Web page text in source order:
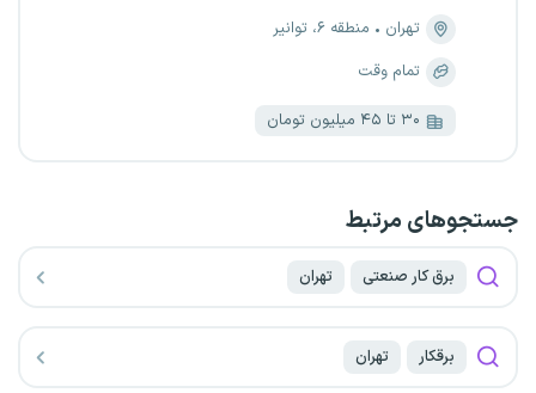
تهران
منطقه ۶، توانیر
تمام وقت
۳۰ تا ۴۵ میلیون تومان
جستجو‌های مرتبط
برق کار صنعتی تهران
برقکار تهران